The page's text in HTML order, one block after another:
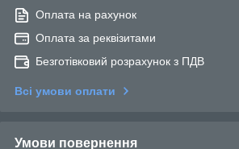
Оплата на рахунок
Оплата за реквізитами
Безготівковий розрахунок з ПДВ
Всі умови оплати
Умови повернення